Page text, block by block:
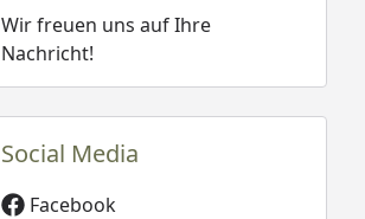
Wir freuen uns auf Ihre
Nachricht!
Social Media
Facebook